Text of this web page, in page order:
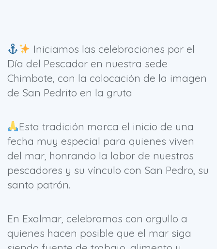
Iniciamos las celebraciones por el
Día del Pescador en nuestra sede
Chimbote, con la colocación de la imagen
de San Pedrito en la gruta
Esta tradición marca el inicio de una
fecha muy especial para quienes viven
del mar, honrando la labor de nuestros
pescadores y su vínculo con San Pedro, su
santo patrón.
En Exalmar, celebramos con orgullo a
quienes hacen posible que el mar siga